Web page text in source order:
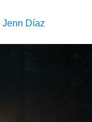
Jenn Díaz